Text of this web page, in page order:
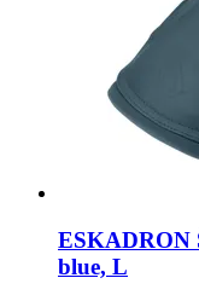
ESKADRON
blue, L